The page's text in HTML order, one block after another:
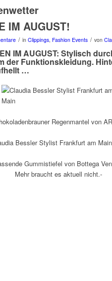
IM AUGUST!
/ in Clippings, Fashion Events / von
IM AUGUST: Stylisch
der Funktionskleidung.
…
Regenmantel von
Gummistiefel von Bottega
Mehr braucht es aktuell nicht.-